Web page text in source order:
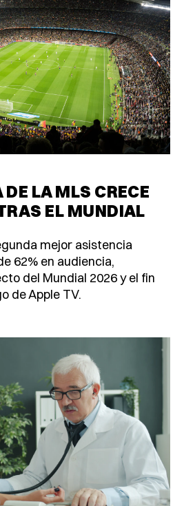
LA MLS CRECE
EL MUNDIAL
mejor asistencia
62% en audiencia,
del Mundial 2026 y el fin
de Apple TV.